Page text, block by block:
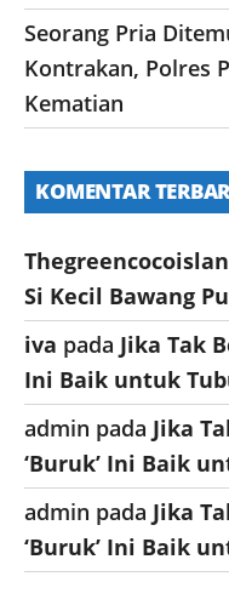
Seorang Pria
Kontrakan, Polres
Kematian
KOMENTAR
Si Kecil Bawang
iva pada Jika Tak
Ini Baik untuk
admin pada Jika
‘Buruk’ Ini Baik
admin pada Jika
‘Buruk’ Ini Baik